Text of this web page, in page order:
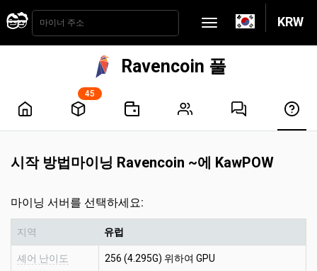
KRW
Ravencoin 풀
45
시작 방법마이닝 Ravencoin ~에 KawPOW
마이닝 서버를 선택하세요:
지역 유럽
셰어 난이도 256 (4.295G) 위하여 GPU